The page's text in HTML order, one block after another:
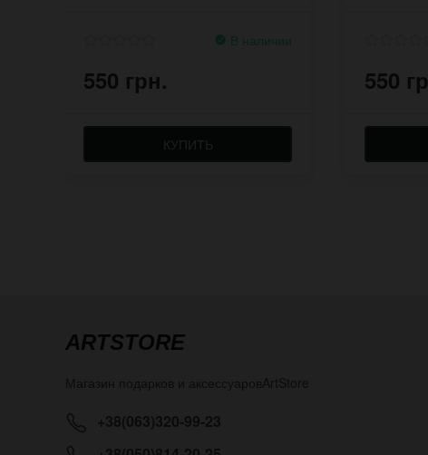
В наличии
550 грн.
КУПИТЬ
550
ARTSTORE